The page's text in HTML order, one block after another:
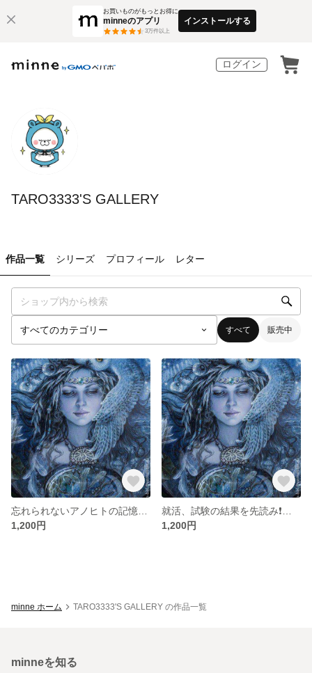
お買いものがもっとお得に
minneのアプリ
3万件以上
インストールする
ログイン
TARO3333'S GALLERY
作品一覧 シリーズ プロフィール レター
すべて 販売中
1,200円
1,200円
minne ホーム TARO3333'S GALLERY の作品一覧
minneを知る